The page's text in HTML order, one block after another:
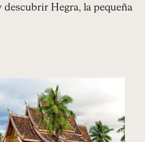
descubrir Hegra, la pequeña